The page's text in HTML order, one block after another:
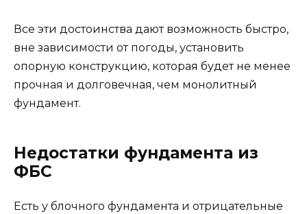
Все эти достоинства дают возможность быстро,
вне зависимости от погоды, установить
опорную конструкцию, которая будет не менее
прочная и долговечная, чем монолитный
фундамент.
Недостатки фундамента из
ФБС
Есть у блочного фундамента и отрицательные